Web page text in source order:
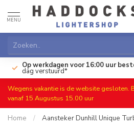
MENU
Op werkdagen voor 16:00 uur
dag verstuurd*
Wegens vakantie is de website gesloten.
vanaf 15 Augustus 15.00 uur
Home / Aansteker Dunhill Unique